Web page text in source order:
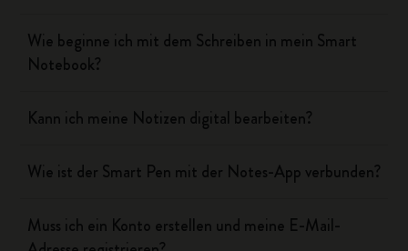
Wie beginne ich mit dem Schreiben in mein Smart
Notebook?
Kann ich meine Notizen digital bearbeiten?
Wie ist der Smart Pen mit der Notes-App verbunden?
Muss ich ein Konto erstellen und meine E-Mail-